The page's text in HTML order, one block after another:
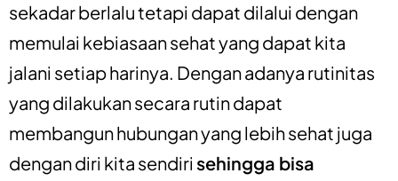
sekadar berlalu tetapi dapat dilalui dengan
memulai kebiasaan sehat yang dapat kita
jalani setiap harinya. Dengan adanya rutinitas
yang dilakukan secara rutin dapat
membangun hubungan yang lebih sehat juga
dengan diri kita sendiri sehingga bisa